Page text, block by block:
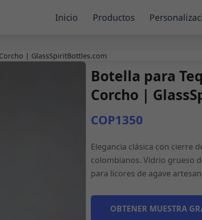
Inicio Productos
| GlassSpiritBottles.com
Botella para
Corcho |
COP1350
Elegancia clásica con cierre
colombianos. Vidrio grueso
para licores de agave
OBTENER MUESTRA